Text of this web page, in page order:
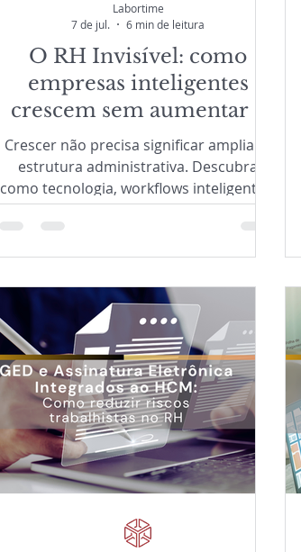
O RH Invisível: como
empresas inteligentes
crescem sem aumentar a
burocracia
Crescer não precisa significar ampliar a
estrutura administrativa. Descubra
como tecnologia, workflows inteligentes,
Inteligência Artificial e especialistas
complexidade operacional, aumente a
desenvolvimento das pessoas.
Labortime
7 de jul.
6 min de leitura